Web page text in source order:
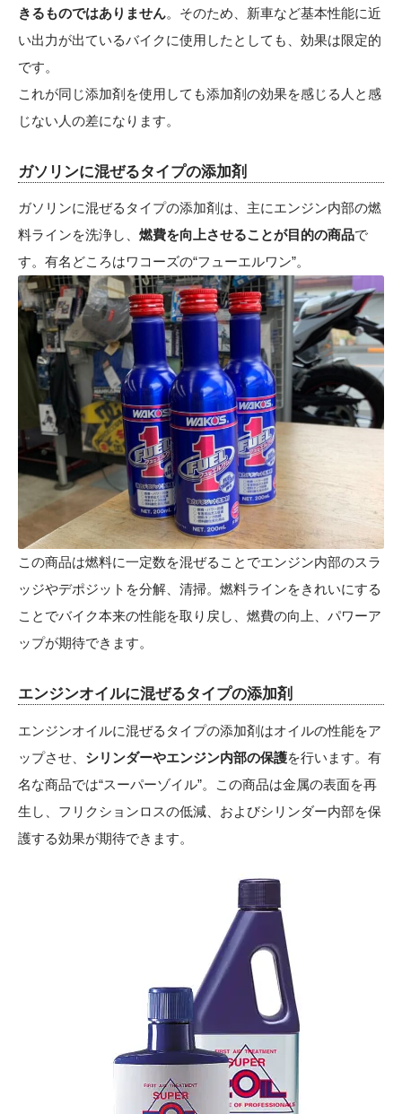
きるものではありません。そのため、新車など基本性能に近
い出力が出ているバイクに使用したとしても、効果は限定的
です。
これが同じ添加剤を使用しても添加剤の効果を感じる人と感
じない人の差になります。
ガソリンに混ぜるタイプの添加剤
ガソリンに混ぜるタイプの添加剤は、主にエンジン内部の燃
料ラインを洗浄し、 燃費を向上させることが目的の商品で
す。有名どころはワコーズの“フューエルワン”。
この商品は燃料に一定数を混ぜることでエンジン内部のスラ
ッジやデポジットを分解、清掃。燃料ラインをきれいにする
ことでバイク本来の性能を取り戻し、燃費の向上、パワーア
ップが期待できます。
エンジンオイルに混ぜるタイプの添加剤
エンジンオイルに混ぜるタイプの添加剤はオイルの性能をア
ップさせ、 シリンダーやエンジン内部の保護を行います。有
名な商品では“スーパーゾイル”。この商品は金属の表面を再
生し、フリクションロスの低減、およびシリンダー内部を保
護する効果が期待できます。